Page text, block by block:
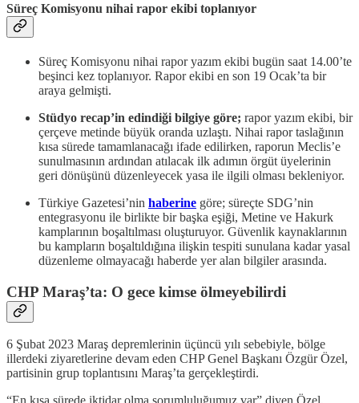
Süreç Komisyonu nihai rapor ekibi toplanıyor
Süreç Komisyonu nihai rapor yazım ekibi bugün saat 14.00’te
beşinci kez toplanıyor. Rapor ekibi en son 19 Ocak’ta bir
araya gelmişti.
Stüdyo recap’in edindiği bilgiye göre; rapor yazım ekibi, bir
çerçeve metinde büyük oranda uzlaştı. Nihai rapor taslağının
kısa sürede tamamlanacağı ifade edilirken, raporun Meclis’e
sunulmasının ardından atılacak ilk adımın örgüt üyelerinin
geri dönüşünü düzenleyecek yasa ile ilgili olması bekleniyor.
Türkiye Gazetesi’nin haberine göre; süreçte SDG’nin
entegrasyonu ile birlikte bir başka eşiği, Metine ve Hakurk
kamplarının boşaltılması oluşturuyor. Güvenlik kaynaklarının
bu kampların boşaltıldığına ilişkin tespiti sunulana kadar yasal
düzenleme olmayacağı haberde yer alan bilgiler arasında.
CHP Maraş’ta: O gece kimse ölmeyebilirdi
6 Şubat 2023 Maraş depremlerinin üçüncü yılı sebebiyle, bölge
illerdeki ziyaretlerine devam eden CHP Genel Başkanı Özgür Özel,
partisinin grup toplantısını Maraş’ta gerçekleştirdi.